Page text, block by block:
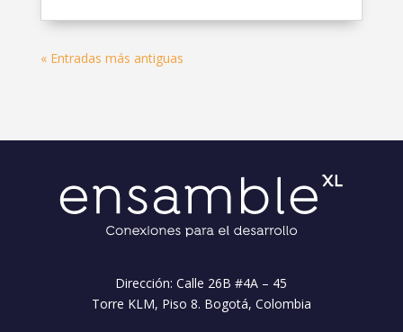
« Entradas más antiguas
Dirección: Calle 26B #4A – 45
Torre KLM, Piso 8. Bogotá, Colombia